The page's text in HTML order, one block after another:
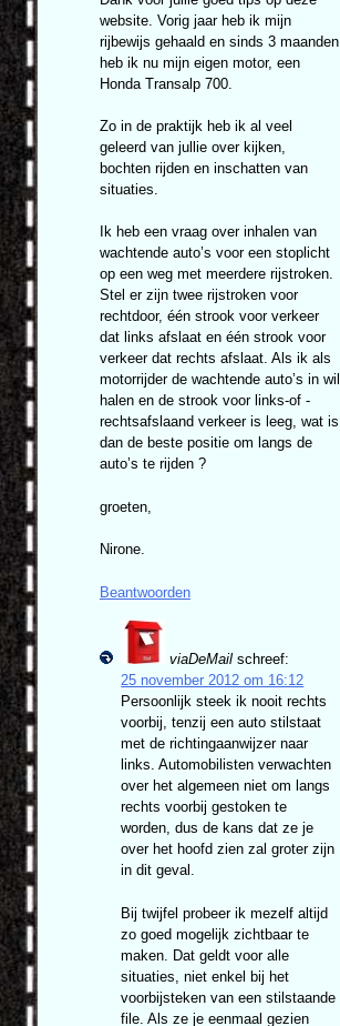
website. Vorig jaar heb ik mijn
rijbewijs gehaald en sinds 3 maanden
heb ik nu mijn eigen motor, een
Honda Transalp 700.
Zo in de praktijk heb ik al veel
geleerd van jullie over kijken,
bochten rijden en inschatten van
situaties.
Ik heb een vraag over inhalen van
wachtende auto’s voor een stoplicht
op een weg met meerdere rijstroken.
Stel er zijn twee rijstroken voor
rechtdoor, één strook voor verkeer
dat links afslaat en één strook voor
verkeer dat rechts afslaat. Als ik als
motorrijder de wachtende auto’s in wil
halen en de strook voor links-of -
rechtsafslaand verkeer is leeg, wat is
dan de beste positie om langs de
auto’s te rijden ?
groeten,
Nirone.
Beantwoorden
viaDeMail schreef:
25 november 2012 om 16:12
Persoonlijk steek ik nooit rechts
voorbij, tenzij een auto stilstaat
met de richtingaanwijzer naar
links. Automobilisten verwachten
over het algemeen niet om langs
rechts voorbij gestoken te
worden, dus de kans dat ze je
over het hoofd zien zal groter zijn
in dit geval.
Bij twijfel probeer ik mezelf altijd
zo goed mogelijk zichtbaar te
maken. Dat geldt voor alle
situaties, niet enkel bij het
voorbijsteken van een stilstaande
file. Als ze je eenmaal gezien